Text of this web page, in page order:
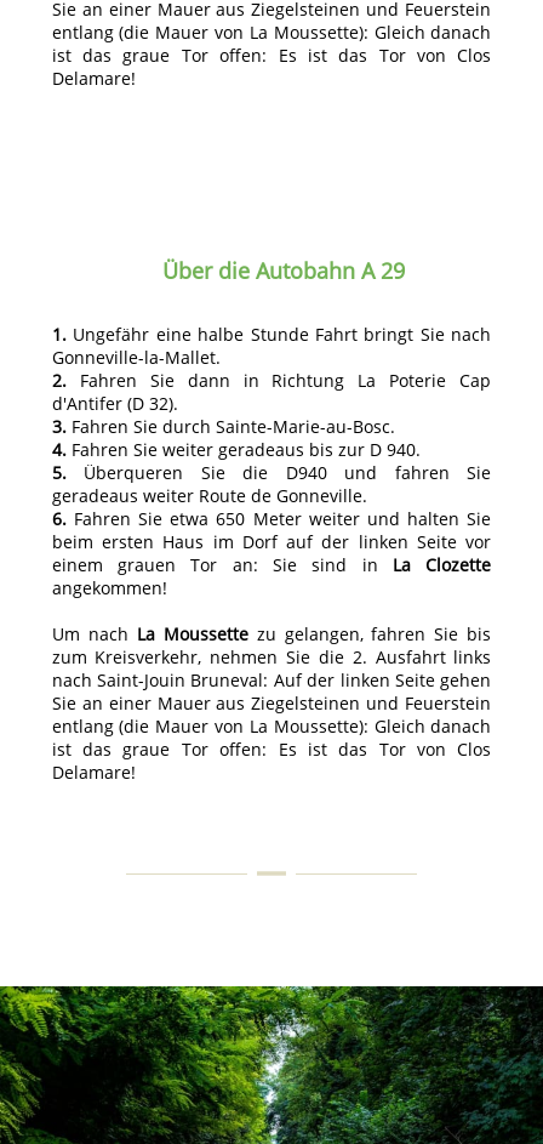
Sie an einer Mauer aus Ziegelsteinen und Feuerstein
entlang (die Mauer von La Moussette): Gleich danach
ist das graue Tor offen: Es ist das Tor von Clos
Delamare!
Über die Autobahn A 29
1. Ungefähr eine halbe Stunde Fahrt bringt Sie nach
Gonneville-la-Mallet.
2.Fahren Sie dann in Richtung La Poterie Cap
d'Antifer (D 32).
3.Fahren Sie durch Sainte-Marie-au-Bosc.
4. Fahren Sie weiter geradeaus bis zur D 940.
5. Überqueren Sie die D940 und fahren Sie
geradeaus weiter Route de Gonneville.
6. Fahren Sie etwa 650 Meter weiter und halten Sie
beim ersten Haus im Dorf auf der linken Seite vor
einem grauen Tor an: Sie sind in La Clozette
angekommen!
Um nach La Moussettezu gelangen, fahren Sie bis
zum Kreisverkehr, nehmen Sie die 2. Ausfahrt links
nach Saint-Jouin Bruneval: Auf der linken Seite gehen
Sie an einer Mauer aus Ziegelsteinen und Feuerstein
entlang (die Mauer von La Moussette): Gleich danach
ist das graue Tor offen: Es ist das Tor von Clos
Delamare!